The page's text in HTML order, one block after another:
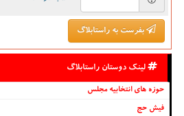
بفرست به راستابلاگ
لینک دوستان راستابلاگ
حوزه های انتخابیه مجلس
فیش حج